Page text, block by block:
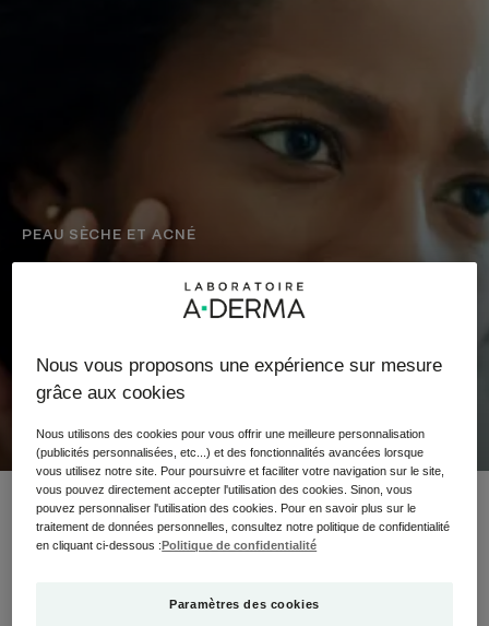
PEAU SÈCHE ET ACNÉ
Les conséquences d'un
traitement
médicamenteux sur la
peau
Qu’on se le dise, un traitement médicamenteux ne
s’envisage qu’au cas par cas : cela dépendra de votre
seulement…Cela dépendra aussi de votre âge, de votre
Nous vous proposons une expérience sur mesure
grâce aux cookies
Nous utilisons des cookies pour vous offrir une meilleure personnalisation
(publicités personnalisées, etc...) et des fonctionnalités avancées lorsque
vous utilisez notre site. Pour poursuivre et faciliter votre navigation sur le site,
vous pouvez directement accepter l'utilisation des cookies. Sinon, vous
pouvez personnaliser l'utilisation des cookies. Pour en savoir plus sur le
traitement de données personnelles, consultez notre politique de confidentialité
en cliquant ci-dessous : Politique de confidentialité
Paramètres des cookies